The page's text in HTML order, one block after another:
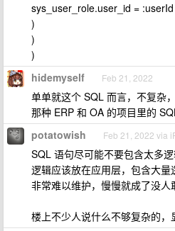
sys_user_role.user_id = :userId
)
)
)
hidemyself Feb 21, 2022
单单就这个 SQL 而言，不复杂
那种 ERP 和 OA 的项目里的
potatowish Feb 21, 2022 via
SQL 语句尽可能不要包含太多
逻辑应该放在应用层，包含大
非常难以维护，慢慢就成了没人
楼上不少人说什么不够复杂的，